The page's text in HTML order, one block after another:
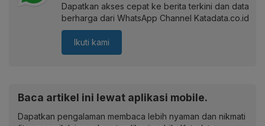
Dapatkan akses cepat ke berita terkini dan data
berharga dari WhatsApp Channel Katadata.co.id
Ikuti kami
Baca artikel ini lewat aplikasi mobile.
Dapatkan pengalaman membaca lebih nyaman dan nikmati